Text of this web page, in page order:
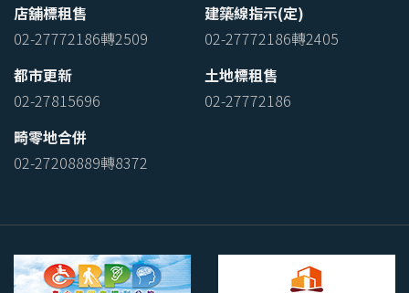
店舖標租售
02-27772186轉2509
建築線指示(定)
02-27772186轉2405
都市更新
02-27815696
土地標租售
02-27772186
畸零地合併
02-27208889轉8372